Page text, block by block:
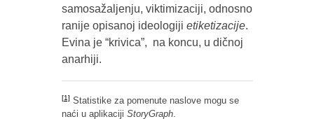
samosažaljenju, viktimizaciji, odnosno
ranije opisanoj ideologiji etiketizacije.
Evina je “krivica”, na koncu, u dičnoj
anarhiji.
[1] Statistike za pomenute naslove mogu se
naći u aplikaciji StoryGraph.